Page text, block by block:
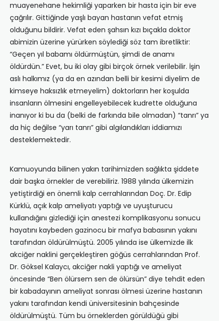
muayenehane hekimliği yaparken bir hasta için bir eve
çağrılır. Gittiğinde yaşlı bayan hastanın vefat etmiş
olduğunu bildirir. Vefat eden şahsın kızı bıçakla doktor
abimizin üzerine yürürken söylediği söz tam ibretliktir:
“Geçen yıl babamı öldürmüştün, şimdi de anamı
öldürdün.” Evet, bu iki olay gibi birçok örnek verilebilir. İşin
aslı halkımız (ya da en azından belli bir kesimi diyelim de
kimseye haksızlık etmeyelim) doktorların her koşulda
insanların ölmesini engelleyebilecek kudrette olduğuna
inanıyor ki bu da (belki de farkında bile olmadan) “tanrı” ya
da hiç değilse “yarı tanrı” gibi algılandıkları iddiamızı
desteklemektedir.
Kamuoyunda bilinen yakın tarihimizden sağlıkta şiddete
dair başka örnekler de verebiliriz. 1988 yılında ülkemizin
yetiştirdiği en önemli kalp cerrahlarından Doç. Dr. Edip
Kürklü, açık kalp ameliyatı yaptığı ve uyuşturucu
kullandığını gizlediği için anestezi komplikasyonu sonucu
hayatını kaybeden gazinocu bir mafya babasının yakını
tarafından öldürülmüştü. 2005 yılında ise ülkemizde ilk
akciğer naklini gerçekleştiren göğüs cerrahlarından Prof.
Dr. Göksel Kalaycı, akciğer nakli yaptığı ve ameliyat
öncesinde “Ben ölürsem sen de ölürsün” diye tehdit eden
bir kabadayının ameliyat sonrası ölmesi üzerine hastanın
yakını tarafından kendi üniversitesinin bahçesinde
öldürülmüştü. Tüm bu örneklerden görüldüğü gibi